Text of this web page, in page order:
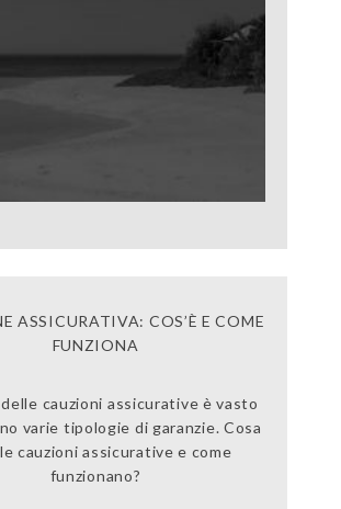
ASSICURATIVA: COS’È E COME
FUNZIONA
cauzioni assicurative è vasto
varie tipologie di garanzie. Cosa
cauzioni assicurative e come
funzionano?